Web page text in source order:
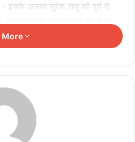
इसके अलावा सुरेश साहू को दुर्ग से
सहायक खाद्य अधिकारियों को भी नई
से प्रभारी खाद्य अधिकारी
ध्रुव को प्रभारी खाद्य अधिकारी की
More